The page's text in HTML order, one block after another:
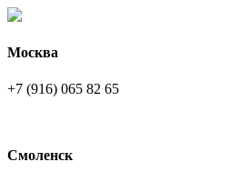
Москва
+7 (916) 065 82 65
Смоленск